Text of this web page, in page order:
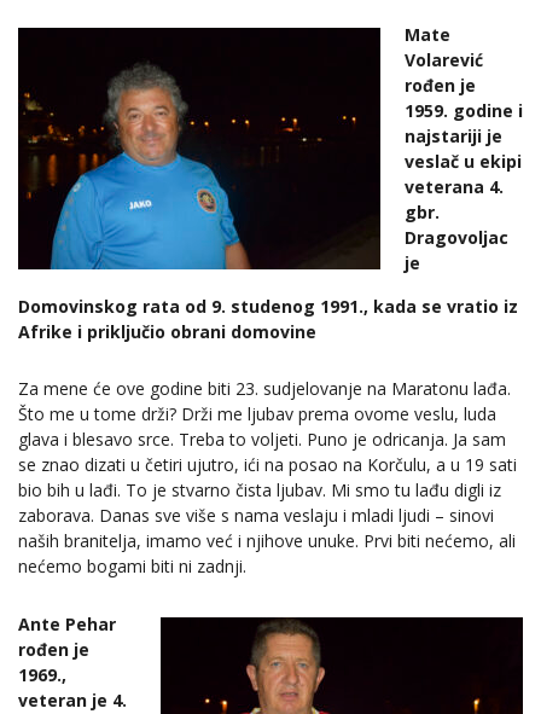
Mate
Volarević
rođen je
1959. godine i
najstariji je
veslač u ekipi
veterana 4.
gbr.
Dragovoljac
je
Domovinskog rata od 9. studenog 1991., kada se vratio iz
Afrike i priključio obrani domovine
Za mene će ove godine biti 23. sudjelovanje na Maratonu lađa.
Što me u tome drži? Drži me ljubav prema ovome veslu, luda
glava i blesavo srce. Treba to voljeti. Puno je odricanja. Ja sam
se znao dizati u četiri ujutro, ići na posao na Korčulu, a u 19 sati
bio bih u lađi. To je stvarno čista ljubav. Mi smo tu lađu digli iz
zaborava. Danas sve više s nama veslaju i mladi ljudi – sinovi
naših branitelja, imamo već i njihove unuke. Prvi biti nećemo, ali
nećemo bogami biti ni zadnji.
Ante Pehar
rođen je
1969.,
veteran je 4.